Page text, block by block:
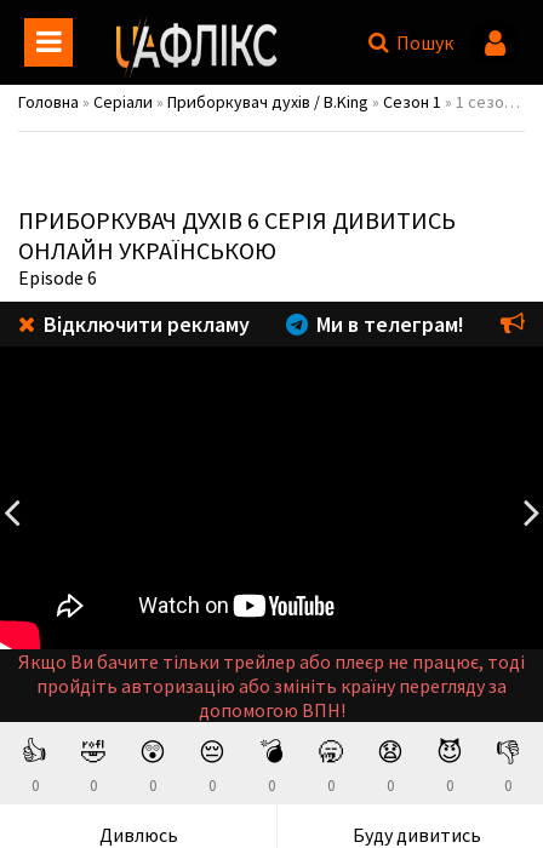
Пошук
Головна » Серіали » Приборкувач духів / B.King » Сезон 1 » 1 сезон 6 серія
ПРИБОРКУВАЧ ДУХІВ 6 СЕРІЯ ДИВИТИСЬ
ОНЛАЙН УКРАЇНСЬКОЮ
Episode 6
Відключити рекламу Ми в телеграм!
Якщо Ви бачите тільки трейлер або плеєр не працює, тоді
пройдіть авторизацію або змініть країну перегляду за
допомогою ВПН!
👍
0
🤣
0
😲
0
😔
0
💣
0
🥱
0
😧
0
😈
0
👎
0
Дивлюсь Буду дивитись